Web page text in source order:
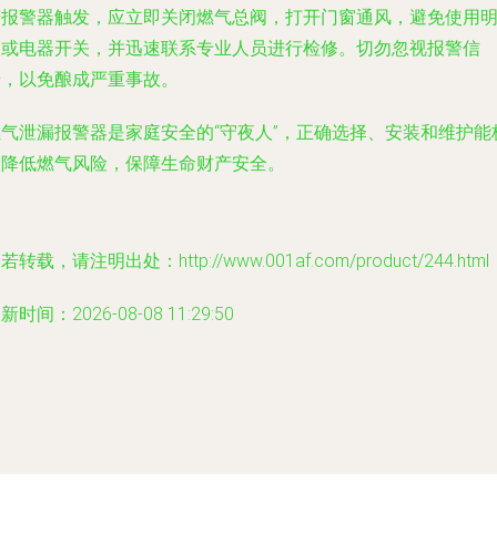
警器触发，应立即关闭燃气总阀，打开门窗通风，避免使用明
电器开关，并迅速联系专业人员进行检修。切勿忽视报警信
以免酿成严重事故。
泄漏报警器是家庭安全的“守夜人”，正确选择、安装和维护能
低燃气风险，保障生命财产安全。
转载，请注明出处：http://www.001af.com/product/244.html
时间：2026-08-08 11:29:50